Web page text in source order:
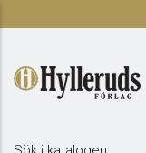
main
content